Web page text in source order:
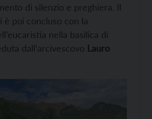
di silenzio e preghiera. Il
è poi concluso con la
nella basilica di
dall’arcivescovo Lauro